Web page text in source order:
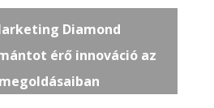
Diamond
érő innováció az